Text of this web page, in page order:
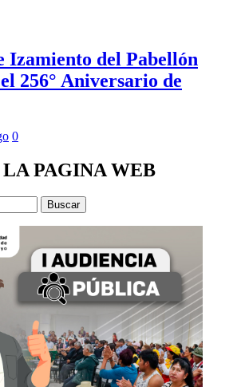
Izamiento del Pabellón
256° Aniversario de
0
LA PAGINA WEB